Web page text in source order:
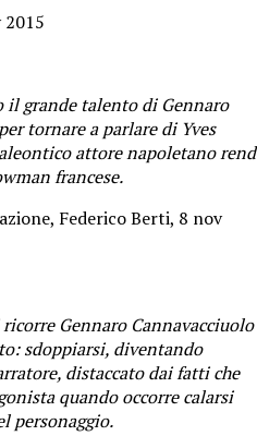
2015
il grande talento di Gennaro
tornare a parlare di Yves
attore napoletano
francese.
Federico Berti, 8 nov
ricorre Gennaro Cannavacciuolo
sdoppiarsi, diventando
distaccato dai fatti che
quando occorre calarsi
personaggio.